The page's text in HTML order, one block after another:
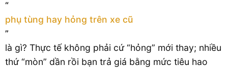
“
phụ tùng hay hỏng trên xe cũ
”
là gì? Thực tế không phải cứ “hỏng” mới thay; nhiều
thứ “mòn” dần rồi bạn trả giá bằng mức tiêu hao